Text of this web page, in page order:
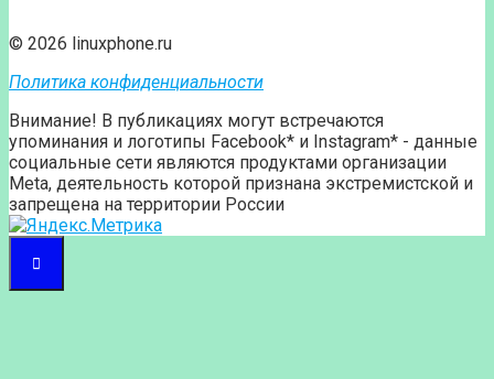
© 2026 linuxphone.ru
Политика конфиденциальности
Внимание! В публикациях могут встречаются
упоминания и логотипы Facebook* и Instagram* - данные
социальные сети являются продуктами организации
Meta, деятельность которой признана экстремистской и
запрещена на территории России